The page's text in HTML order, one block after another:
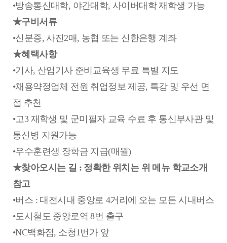
•방송통신대학, 야간대학, 사이버대학 재학생 가능
★구비서류
•신분증, 사진2매, 농협 또는 신한은행 계좌
★혜택사항
•기사, 산업기사 준비교육생 무료 특별 지도
•채용약정업체 전원 취업정보 제공, 특강 및 우선 면
접 추천
•고3 재학생 및 군미필자 교육 수료 후 통신부사관 및
통신병 지원가능
•우수훈련생 장학금 지급(매월)
★찾아오시는 길 : 정확한 위치는 위 메뉴 학교소개
참고
•버스 : 대전시내 중앙로 4거리에 오는 모든 시내버스
•도시철도 중앙로역 8번 출구
•NC백화점, 소청1번가 앞